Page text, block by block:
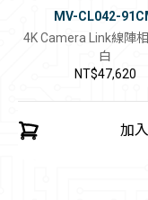
MV-CL042-
4K Camera Link線陣
白
NT$47,620
加